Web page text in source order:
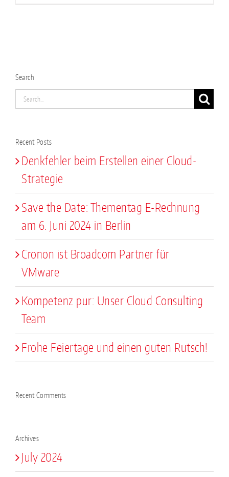
Search
Search
for:
Recent Posts
Denkfehler beim Erstellen einer Cloud-
Strategie
Save the Date: Thementag E-Rechnung
am 6. Juni 2024 in Berlin
Cronon ist Broadcom Partner für
VMware
Kompetenz pur: Unser Cloud Consulting
Team
Frohe Feiertage und einen guten Rutsch!
Recent Comments
Archives
July 2024